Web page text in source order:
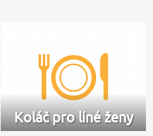
Koláč pro líné ženy